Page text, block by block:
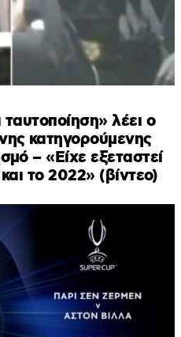
λέει ο
κατηγορούμενης
– «Είχε εξεταστεί
το 2022» (βίντεο)